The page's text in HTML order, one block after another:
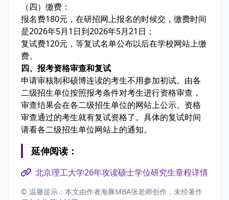
（四）缴费：
报名费180元，在研招网上报名的时候交，缴费时间
是2026年5月1日到2026年5月21日；
复试费120元，等复试名单公布以后在学校网站上缴
费。
四、报考资格审查和复试
申请审核制和硕博连读的考生不用参加初试。由各
二级招生单位按照报考条件对考生进行资格审查，
审查结果会在各二级招生单位的网站上公示。资格
审查通过的考生就有复试资格了。具体的复试时间
请看各二级招生单位网站上的通知。
延伸阅读：
北京理工大学26年攻读硕士学位研究生章程详情
© 温馨提示：本文由作者海豚MBA张老师创作，未经著作